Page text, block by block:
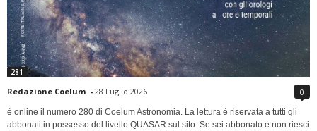
281
Redazione Coelum - 28 Luglio 2026 0
è online il numero 280 di Coelum Astronomia. La lettura è riservata a tutti gli
abbonati in possesso del livello QUASAR sul sito. Se sei abbonato e non riesci